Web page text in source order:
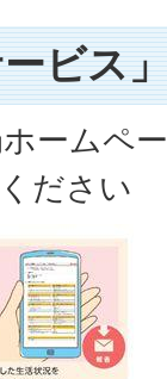
ビス
ームペ
ださい